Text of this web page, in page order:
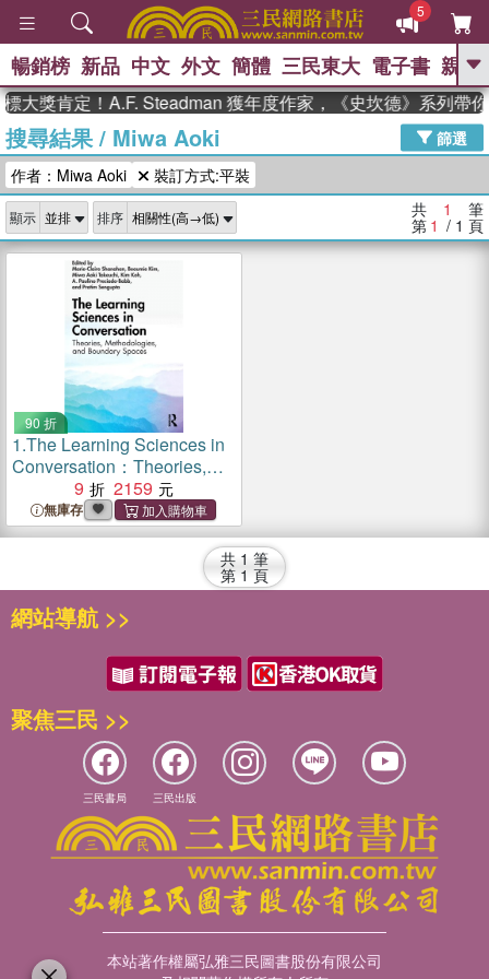
5
GO
熱搜： 高希均教授回憶錄
、 The Odyssey 、 父親節 、 如果歷
史是一群喵
獎 臺灣漫遊錄 、 方念華 、 台灣的李
登輝時代
數學女孩：黎曼猜想 、
偉大的迷走神經
暢銷榜 新品 中文 外文 簡體 三民東大 電子書 親子
大獎肯定！A.F. Steadman 獲年度作家，《史坎德》系列帶
搜尋結果/ Miwa Aoki
篩選
作者：Miwa Aoki
裝訂方式:平裝
顯示 排序 共 1 筆
第 1 / 1 頁
90 折
1.The Learning Sciences in
Conversation：Theories,
Methodologies, and
Boundary Spaces
9 2159
無庫存
共 1 筆
第 1 頁
網站導航 >>
聚焦三民 >>
三民書局 三民出版
本站著作權屬弘雅三民圖書股份有限公司